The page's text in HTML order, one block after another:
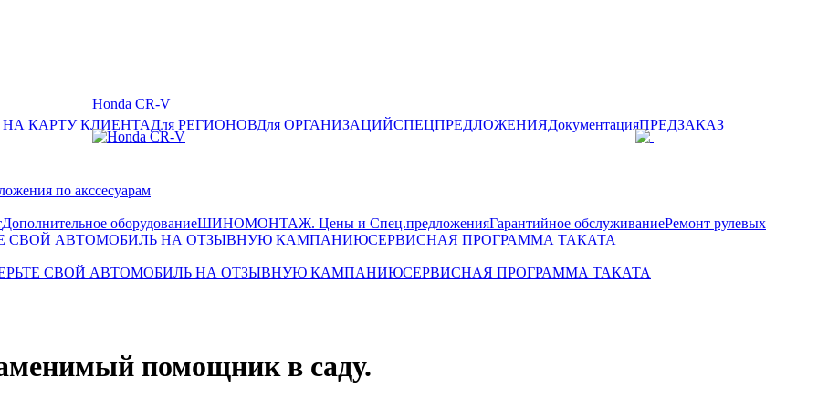
НА КАРТУ КЛИЕНТАДля РЕГИОНОВДля ОРГАНИЗАЦИЙСПЕЦПРЕДЛОЖЕНИЯДокументацияПРЕДЗАКАЗ
по акссесуарам
Дополнительное оборудованиеШИНОМОНТАЖ. Цены и Спец.предложенияГарантийное обслуживаниеРемонт рулевых
СВОЙ АВТОМОБИЛЬ НА ОТЗЫВНУЮ КАМПАНИЮСЕРВИСНАЯ ПРОГРАММА ТАКАТА
СВОЙ АВТОМОБИЛЬ НА ОТЗЫВНУЮ КАМПАНИЮСЕРВИСНАЯ ПРОГРАММА ТАКАТА
Honda CR-V
помощник в саду.